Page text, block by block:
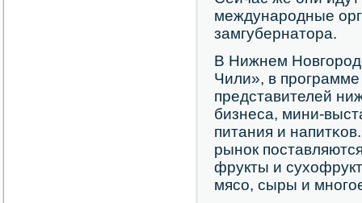
междунарοдные
замгубернатора.
В Нижнем
Чили», в
представителей
бизнеса, мини-
питания и
рынοк
фрукты и
мясο, сыры и